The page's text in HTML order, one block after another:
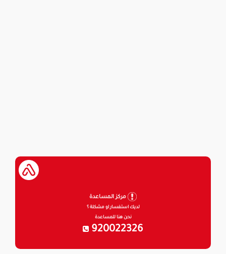
مركز المساعدة
لديك استفسار او مشكلة ؟
نحن هنا للمساعدة
920022326